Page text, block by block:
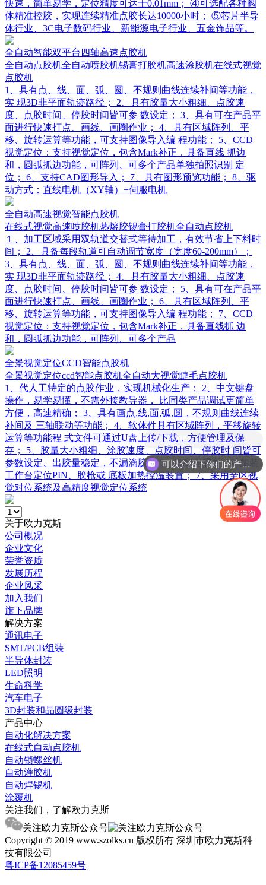
快速，简单易学，定位精度可达士0.01mm； ④可选配各种阀
体精准控胶，实现连续精准点胶长达10000小时； ⑤芯片半导
体行业、3C电子数码行业、新能源电子行业、五金饰品等。
全自动智能双平台四轴高速点胶机
全自动点胶机全自动喷胶机锡膏打胶机高速涂胶机在线式视觉
点胶机
1、具有点、线、面、弧、圆、不规则曲线连续补间等功能，
实 现3D非平面轨迹路径； 2、具有胶量大小粗细、点胶速
度、点胶时间、停胶时间皆可参 数设定； 3、具有可在产品平
面进行快速打点、画线、画圈作业； 4、具有区域阵列、平
移、旋转运算等功能，可支持图像导入编 程功能； 5、CCD
视觉定位：支持视觉定位，包含Mark补正，具备直线 抓边
和，圆弧抓边功能，可阵列、可多个产品单独拍照识别 定
位； 6、支持CAD图形导入； 7、具有图形预览功能； 8、驱
动方式：直线电机（XY轴）+伺服电机
全自动高速视觉智能点胶机
在线式视觉高速喷胶机热熔胶锡膏打胶机全自动点胶机
１、加工区域采用双轨道交替式等待加工，有效节省上下料时
间； 2、具备每段轨道可自动调节宽度（宽度60-200mm）；
3、具有点、线、面、弧、圆、不规则曲线连续补间等功能，
实 现3D非平面轨迹路径； 4、具有胶量大小粗细、点胶速
度、点胶时间、停胶时间皆可参 数设定； 5、具有可在产品平
面进行快速打点、画线、画圈作业； 6、具有区域阵列、平
移、旋转运算等功能，可支持图像导入编 程功能； 7、CCD
视觉定位：支持视觉定位，包含Mark补正，具备直线抓 边
和，圆弧抓边功能，可阵列、可多个产品
全景视觉定位CCD智能点胶机
全景视觉定位ccd智能点胶机全自动大视觉睫毛点胶机
1、代人工特定的点胶作业，实现机械化生产； 2、中文键盘
操作，易学易懂，不需外接教导器， 比同类产品调试更简单
方便，高速精确； 3、具有画点,线,面,弧,圆，不规则曲线连续
补间及 三轴联动等功能； 4、软体件具有区域阵列，平移旋转
运算等功能程 式文件可通过U盘上传/下载，方便管理及保
存； 5、胶量大小粗细、涂胶速度、点胶时间、停胶时 间皆可
参数设定、出胶量稳定，不漏滴胶； 6、依制程需要，可加装
工作台定位PIN、胶枪或 底板加热控温装置； 7、采用全区视
觉对位系统及高精度视觉定位系统
关于欧力克斯
公司概况
企业文化
荣誉资质
发展历程
企业风采
加入我们
旗下品牌
解决方案
通讯电子
SMT/PCB组装
半导体封装
LED照明
生命科学
汽车电子
3D封装和晶圆级封装
产品中心
自动化解决方案
在线式自动点胶机
自动锁螺丝机
自动灌胶机
自动焊锡机
涂覆机
关注我们，了解欧力克斯
关注欧力克斯公众号
Copyright © 2019 www.szolks.cn 版权所有 深圳市欧力克斯科
技有限公司
粤ICP备12085459号
可以介绍下你们的产品么